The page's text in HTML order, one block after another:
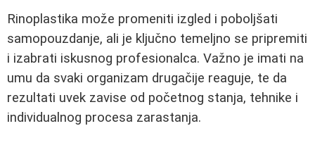
Rinoplastika može promeniti izgled i poboljšati
samopouzdanje, ali je ključno temeljno se pripremiti
i izabrati iskusnog profesionalca. Važno je imati na
umu da svaki organizam drugačije reaguje, te da
rezultati uvek zavise od početnog stanja, tehnike i
individualnog procesa zarastanja.